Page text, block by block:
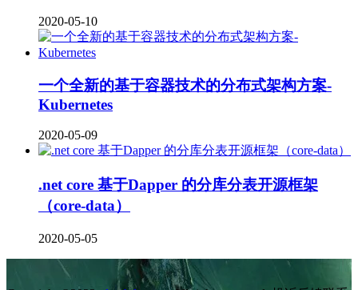
2020-05-10
一个全新的基于容器技术的分布式架构方案-
Kubernetes
2020-05-09
.net core 基于Dapper 的分库分表开源框架
（core-data）
2020-05-05